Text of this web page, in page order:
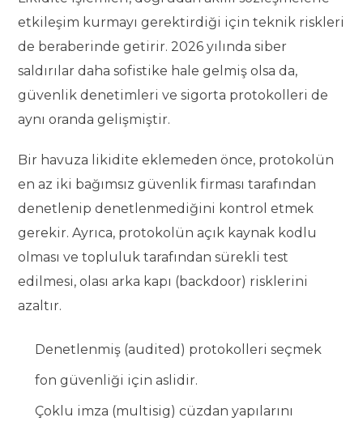
etkileşim kurmayı gerektirdiği için teknik riskleri
de beraberinde getirir. 2026 yılında siber
saldırılar daha sofistike hale gelmiş olsa da,
güvenlik denetimleri ve sigorta protokolleri de
aynı oranda gelişmiştir.
Bir havuza likidite eklemeden önce, protokolün
en az iki bağımsız güvenlik firması tarafından
denetlenip denetlenmediğini kontrol etmek
gerekir. Ayrıca, protokolün açık kaynak kodlu
olması ve topluluk tarafından sürekli test
edilmesi, olası arka kapı (backdoor) risklerini
azaltır.
Denetlenmiş (audited) protokolleri seçmek
fon güvenliği için aslidir.
Çoklu imza (multisig) cüzdan yapılarını